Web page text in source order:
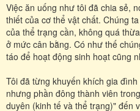
Việc ăn uống như tôi đã chia sẻ,
thiết của cơ thể vật chất. Chúng
của thể trạng cần, không quá
ở mức cân bằng. Có như thế
táo để hoạt động sinh hoạt cũng
Tôi đã từng khuyến khích gia
nhưng phần đông thành viên
duyên (kinh tế và thể trạng)" đến